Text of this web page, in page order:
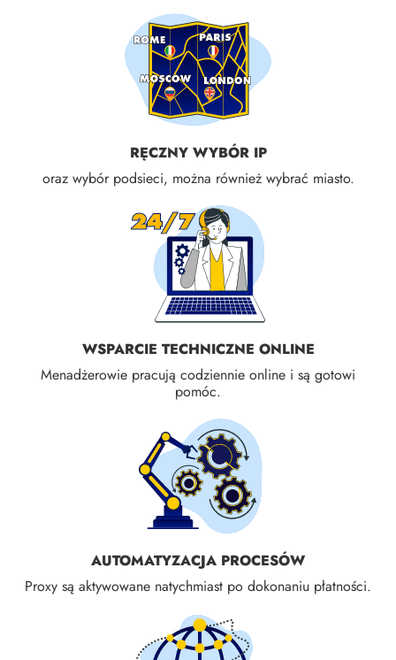
RĘCZNY WYBÓR IP
oraz wybór podsieci, można również wybrać miasto.
WSPARCIE TECHNICZNE ONLINE
Menadżerowie pracują codziennie online i są gotowi
pomóc.
AUTOMATYZACJA PROCESÓW
Proxy są aktywowane natychmiast po dokonaniu płatności.